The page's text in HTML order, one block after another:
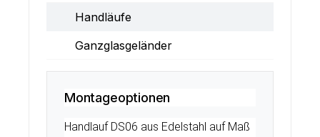
Handläufe
Ganzglasgeländer
Montageoptionen
Handlauf DS06 aus Edelstahl auf Maß